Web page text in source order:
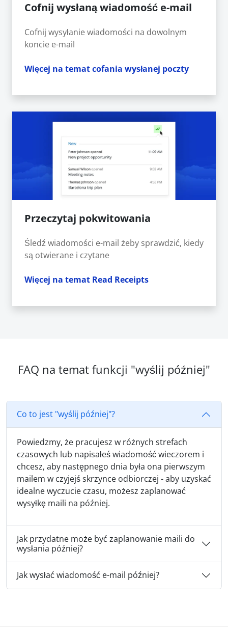
Cofnij wysłaną wiadomość e-mail
Cofnij wysyłanie wiadomości na dowolnym
koncie e-mail
Więcej na temat cofania wysłanej poczty
Przeczytaj pokwitowania
Śledź wiadomości e-mail żeby sprawdzić, kiedy
są otwierane i czytane
Więcej na temat Read Receipts
FAQ na temat funkcji "wyślij później"
Co to jest "wyślij później"?
Powiedzmy, że pracujesz w różnych strefach
czasowych lub napisałeś wiadomość wieczorem i
chcesz, aby następnego dnia była ona pierwszym
mailem w czyjejś skrzynce odbiorczej - aby uzyskać
idealne wyczucie czasu, możesz zaplanować
wysyłkę maili na później.
Jak przydatne może być zaplanowanie maili do
wysłania później?
Jak wysłać wiadomość e-mail później?